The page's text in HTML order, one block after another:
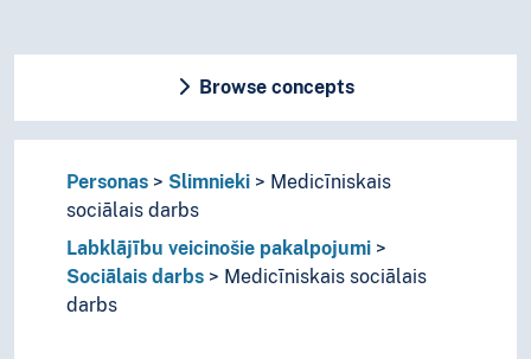
Browse concepts
Personas Slimnieki
Medicīniskais
sociālais darbs
Labklājību veicinošie pakalpojumi
Sociālais darbs
Medicīniskais sociālais
darbs